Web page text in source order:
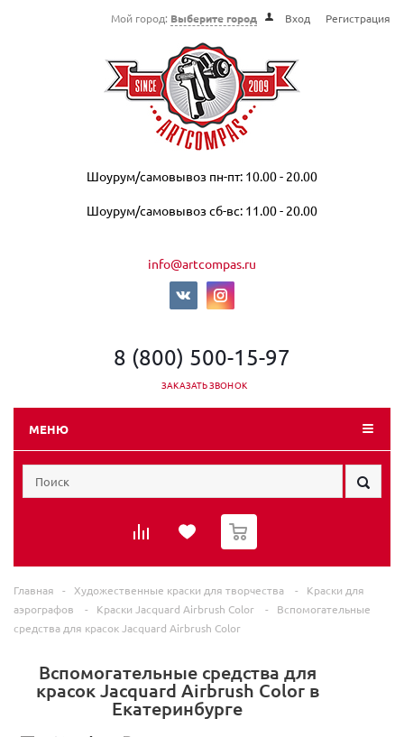
Мой город: Выберите город Вход Регистрация
Шоурум/самовывоз пн-пт: 10.00 - 20.00
Шоурум/самовывоз сб-вс: 11.00 - 20.00
info@artcompas.ru
8 (800) 500-15-97
ЗАКАЗАТЬ ЗВОНОК
МЕНЮ
0
Главная - Художественные краски для творчества -
Краски для
аэрографов
- Краски Jacquard Airbrush Color -
Вспомогательные
средства для красок Jacquard Airbrush Color
Вспомогательные средства для
красок Jacquard Airbrush Color в
Екатеринбурге